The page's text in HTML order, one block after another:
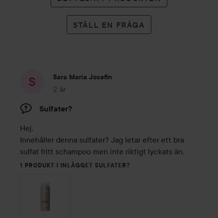
STÄLL EN FRÅGA
Sara Maria Josefin
2 år
Inlägget skapades 2 år
Sulfater?
Hej,
Innehåller denna sulfater? Jag letar efter ett bra
sulfat fritt schampoo men inte riktigt lyckats än.
1 PRODUKT I INLÄGGET SULFATER?